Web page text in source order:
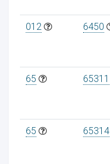
012 6450
65 65311
65 65314